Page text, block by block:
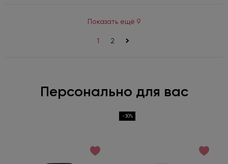
Показать ещё 9
1 2 >
Персонально для вас
-30%